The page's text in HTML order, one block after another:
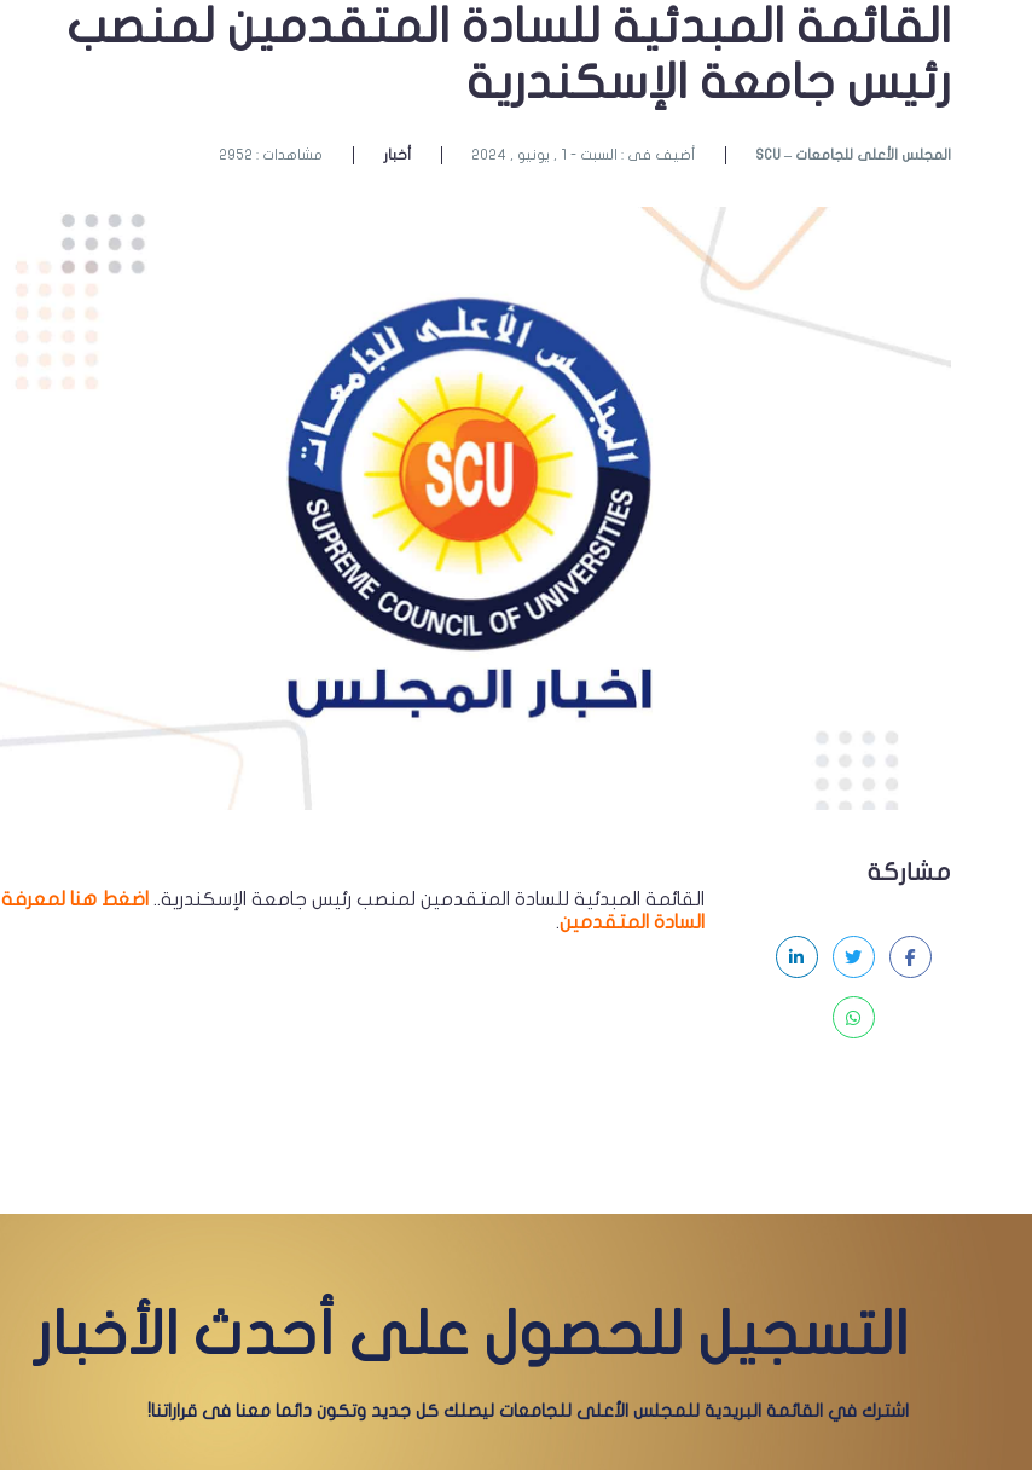
القائمة المبدئية للسادة المتقدمين لمنصب
رئيس جامعة الإسكندرية
SCU – المجلس الأعلى للجامعات أضيف فى : السبت - 1 , يونيو , 2024 أخبار مشاهدات : 2952
مشاركة
القائمة المبدئية للسادة المتقدمين لمنصب رئيس جامعة الإسكندرية.. اضغط هنا لمعرفة
السادة المتقدمين.
التسجيل للحصول على أحدث الأخبار
اشترك في القائمة البريدية للمجلس الأعلى للجامعات ليصلك كل جديد وتكون دائما معنا فى قراراتنا!